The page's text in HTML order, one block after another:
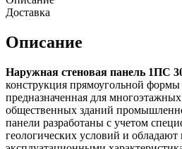
Доставка
Описание
Наружная стеновая панель 1ПС
конструкция прямоугольной формы
предназначенная для
общественных зданий
панели разработаны с учетом
геологических условий и